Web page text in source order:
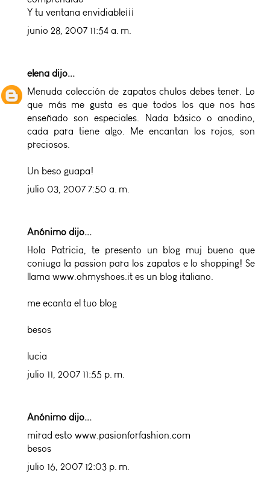
Y tu ventana envidiable¡¡¡
junio 28, 2007 11:54 a. m.
elena dijo...
Menuda colección de zapatos chulos debes tener. Lo
que más me gusta es que todos los que nos has
enseñado son especiales. Nada básico o anodino,
cada para tiene algo. Me encantan los rojos, son
preciosos.
Un beso guapa!
julio 03, 2007 7:50 a. m.
Anónimo dijo...
Hola Patricia, te presento un blog muj bueno que
coniuga la passion para los zapatos e lo shopping! Se
llama www.ohmyshoes.it es un blog italiano.
me ecanta el tuo blog
besos
lucia
julio 11, 2007 11:55 p. m.
Anónimo dijo...
mirad esto www.pasionforfashion.com
besos
julio 16, 2007 12:03 p. m.